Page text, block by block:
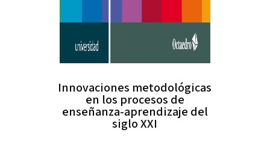
Innovaciones metodológicas
en los procesos de
enseñanza-aprendizaje del
siglo XXI